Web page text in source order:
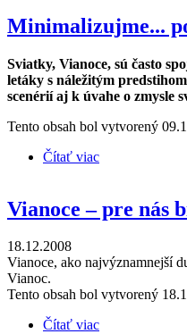
Minimalizujme...
Sviatky, Vianoce, sú často
letáky s náležitým
scenérií aj k úvahe o zmysle
Tento obsah bol vytvorený
Čítať viac
Vianoce – pre nás
18.12.2008
Vianoce, ako najvýznamnejší
Vianoc.
Tento obsah bol vytvorený
Čítať viac